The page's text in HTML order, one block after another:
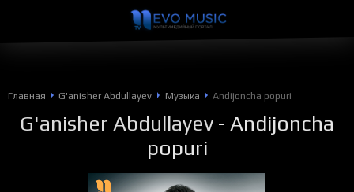
Главная G'anisher Abdullayev Музыка Andijoncha popuri
G'anisher Abdullayev - Andijoncha
popuri